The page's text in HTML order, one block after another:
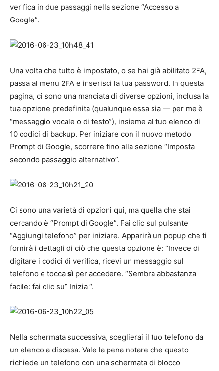
verifica in due passaggi nella sezione “Accesso a
Google”.
Una volta che tutto è impostato, o se hai già abilitato 2FA,
passa al menu 2FA e inserisci la tua password. In questa
pagina, ci sono una manciata di diverse opzioni, inclusa la
tua opzione predefinita (qualunque essa sia — per me è
“messaggio vocale o di testo”), insieme al tuo elenco di
10 codici di backup. Per iniziare con il nuovo metodo
Prompt di Google, scorrere fino alla sezione “Imposta
secondo passaggio alternativo”.
Ci sono una varietà di opzioni qui, ma quella che stai
cercando è “Prompt di Google”. Fai clic sul pulsante
“Aggiungi telefono” per iniziare. Apparirà un popup che ti
fornirà i dettagli di ciò che questa opzione è: “Invece di
digitare i codici di verifica, ricevi un messaggio sul
telefono e tocca sì per accedere. “Sembra abbastanza
facile: fai clic su” Inizia “.
Nella schermata successiva, sceglierai il tuo telefono da
un elenco a discesa. Vale la pena notare che questo
richiede un telefono con una schermata di blocco